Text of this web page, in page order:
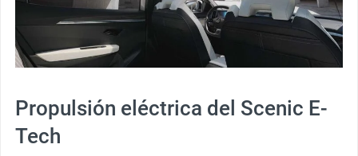
Propulsión eléctrica del Scenic E-
Tech